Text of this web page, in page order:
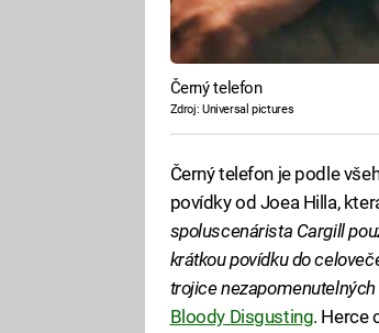
Černý telefon
Zdroj: Universal pictures
Černý telefon je podle
povídky od Joea Hilla,
spoluscenárista Cargill
krátkou povídku do
trojice
Bloody Disgusting. Herce